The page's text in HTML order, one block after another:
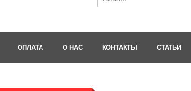
ОПЛАТА О НАС КОНТАКТЫ СТАТЬИ